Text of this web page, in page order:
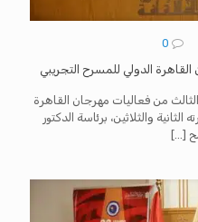
0
الدولي للمسرح التجريبي
من فعاليات مهرجان القاهرة
والثلاثين، برئاسة الدكتور
[…]